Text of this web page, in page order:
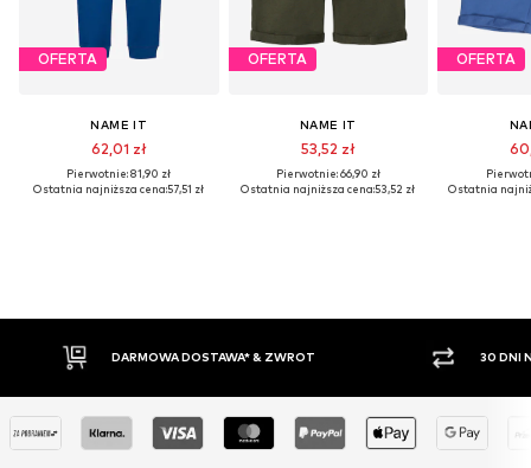
OFERTA
NAME IT
62,01 zł
Pierwotnie: 81,90 zł
Ostatnia najniższa cena:57,51 zł
OFERTA
NAME IT
53,52 zł
Pierwotnie: 66,90 zł
Ostatnia najniższa cena:53,52 zł
OFERTA
Ostatnia
& ZWROT 30 DNI NA ZWROT TOWARU